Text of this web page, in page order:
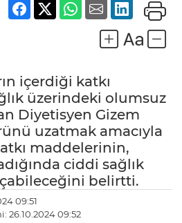
içerdiği katkı
üzerindeki olumsuz
Diyetisyen Gizem
uzatmak amacıyla
maddelerinin,
ciddi sağlık
belirtti.
09:51
26.10.2024 09:52